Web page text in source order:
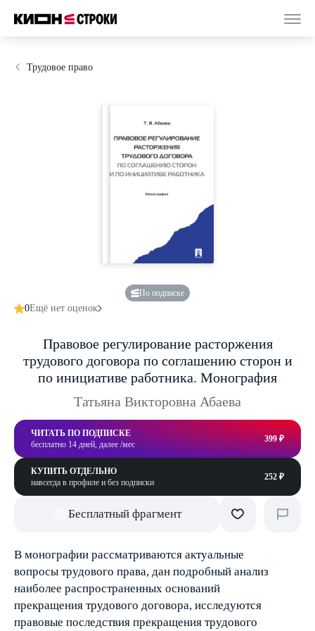
Трудовое право
По подписке
0Ещё нет оценок
Правовое регулирование расторжения
трудового договора по соглашению сторон и
по инициативе работника. Монография
Татьяна Викторовна Абаева
ЧИТАТЬ ПО ПОДПИСКЕ
бесплатно 14 дней, далее /мес
399 ₽
КУПИТЬ ОТДЕЛЬНО
навсегда в профиле и без подписки
252 ₽
Бесплатный фрагмент
В монографии рассматриваются актуальные
вопросы трудового права, дан подробный анализ
наиболее распространенных оснований
прекращения трудового договора, исследуются
правовые последствия прекращения трудового